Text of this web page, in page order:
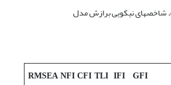
شاخصهای نیکویی برازش مدل
GFI
IFI
TLI
CFI
NFI
RMSEA